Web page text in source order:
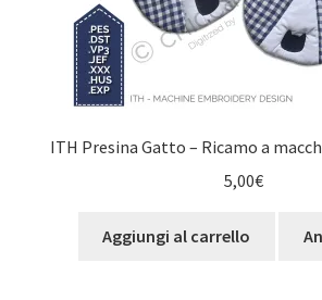
ITH Presina Gatto – Ricamo a
5,00€
Aggiungi al carrello